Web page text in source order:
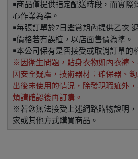
￭商品僅提供指定配送時段，而實際
心作業為準。
￭每張訂單於7日鑑賞期內提供乙次
￭價格若有誤植，以店面售價為準。
￭本公司保有是否接受或取消訂單的
※因衛生問題，貼身衣物如內衣褲、
因安全疑慮，技術器材：確保器、
出後未使用的情況，除發現瑕疵外
煩請確認後再訂購。
※若您無法接受上述網路購物說明
家或其他方式購買商品。